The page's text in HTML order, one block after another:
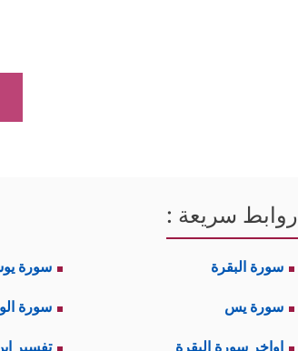
الوقوف بعرفات دعاء لغير الله،
بالتلبية: «لَبَّيْكَ اللَّهُمَّ لَبَّيْكَ، لَبَّيْكَ لَا
ثانيًا: للتكافل مكانه في الحج
روابط سريعة :
سورة البقرة سورة
سورة يس سورة
اواخر سورة البقرة تفسير